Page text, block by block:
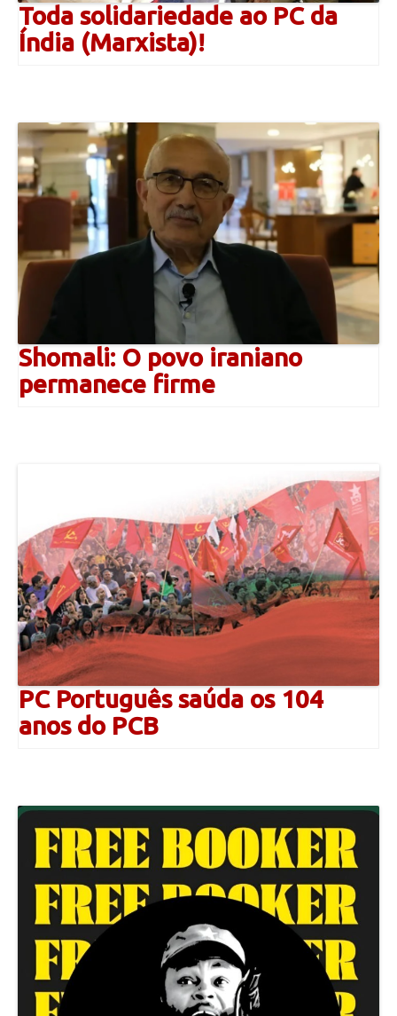
Toda solidariedade ao PC da
Índia (Marxista)!
Shomali: O povo iraniano
permanece firme
PC Português saúda os 104
anos do PCB